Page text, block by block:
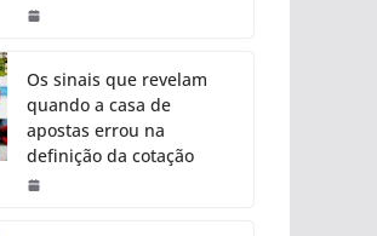
Os sinais que revelam
quando a casa de
apostas errou na
definição da cotação